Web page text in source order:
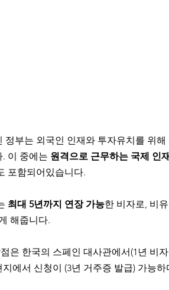
정부는 외국인 인재와 투자유치를 위
이 중에는 원격으로 근무하는 국제 인
포함되어있습니다.
최대 5년까지 연장 가능한 비자로, 비
해줍니다.
은 한국의 스페인 대사관에서(1년 비
에서 신청이 (3년 거주증 발급) 가능